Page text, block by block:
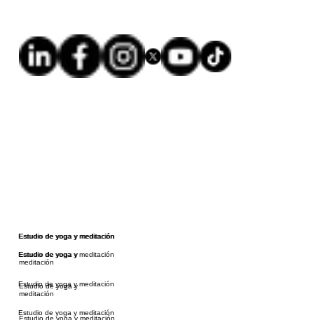
Estudio de yoga y meditación
Estudio de yoga y meditación
Estudio de yoga y
Estudio de yoga y